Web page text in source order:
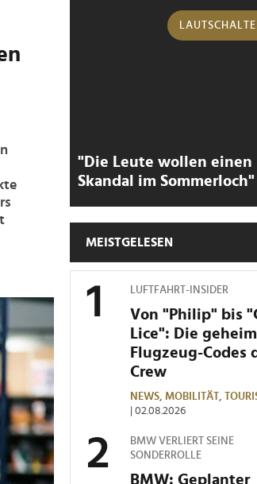
"Die Leute wollen einen
Skandal im Sommerloch"
MEISTGELESEN
LUFTFAHRT-INSIDER
Von "Philip" bis
Lice": Die
Flugzeug-Codes
Crew
NEWS, MOBILITÄT,
| 02.08.2026
BMW VERLIERT SEINE
SONDERROLLE
BMW: Geplanter